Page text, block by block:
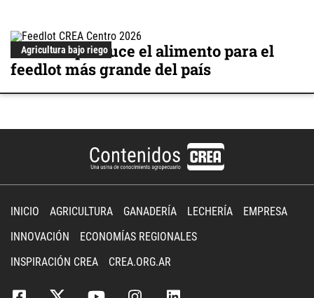
Agricultura bajo riego
Cómo se produce el alimento para el
feedlot más grande del país
INICIO AGRICULTURA GANADERÍA LECHERÍA
EMPRESA
INNOVACIÓN
ECONOMÍAS REGIONALES
INSPIRACIÓN CREA
CREA.ORG.AR